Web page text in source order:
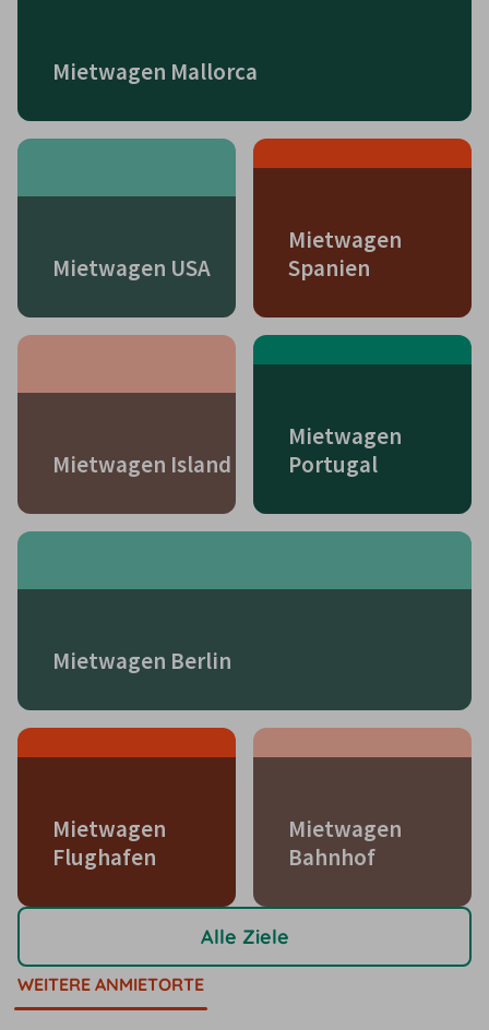
Mietwagen Mallorca
Mietwagen USA
Mietwagen
Spanien
Mietwagen Island
Mietwagen
Portugal
Mietwagen Berlin
Mietwagen
Flughafen
Mietwagen
Bahnhof
Alle Ziele
WEITERE ANMIETORTE